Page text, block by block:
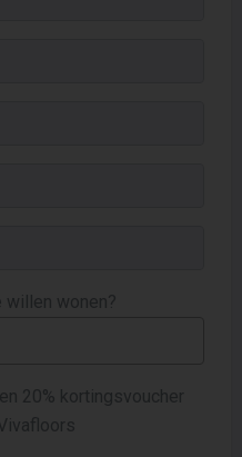
willen wonen?
20% kortingsvoucher